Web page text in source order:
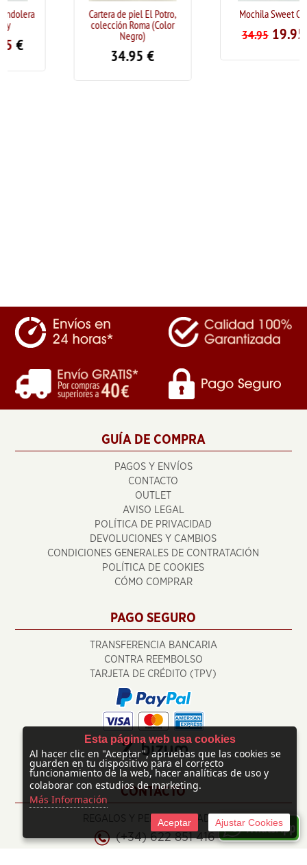
Cartera de piel El Potro,
colección Roma (Color
Mochila Sweet Candy
19.95€
GUÍA DE COMPRA
PAGOS Y ENVÍOS
CONTACTO
OUTLET
AVISO LEGAL
POLÍTICA DE PRIVACIDAD
DEVOLUCIONES Y CAMBIOS
CONDICIONES GENERALES DE CONTRATACIÓN
POLÍTICA DE COOKIES
CÓMO COMPRAR
PAGO SEGURO
TRANSFERENCIA BANCARIA
CONTRA REEMBOLSO
TARJETA DE CRÉDITO (TPV)
CONTACTO
REGALOS Y PERSONALIZADOS
(+34) 622 851 416
Esta página web usa cookies
Al hacer clic en "Aceptar", apruebas que las cookies se
guarden en tu dispositivo para el correcto
funcionamiento de la web, hacer analíticas de uso y
colaborar con estudios de marketing.
Más Información
Aceptar Ajustar Cookies